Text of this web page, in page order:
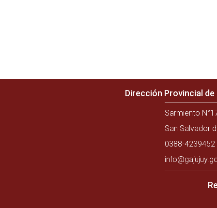
Dirección Provincial
Sarmiento
San Salvador
0388-